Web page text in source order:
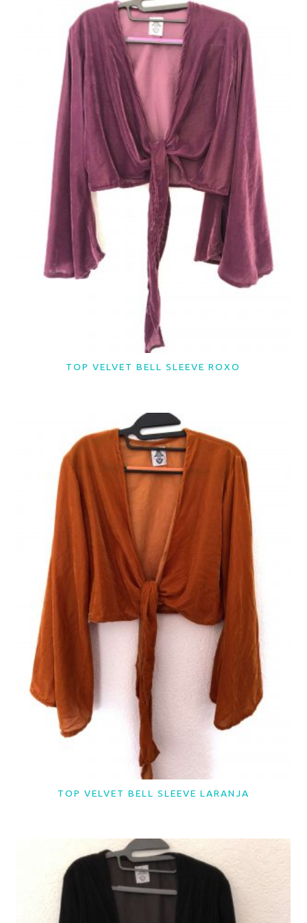
LER MAIS
TOP VELVET BELL SLEEVE ROXO
LER MAIS
TOP VELVET BELL SLEEVE LARANJA